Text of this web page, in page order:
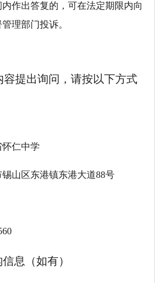
作出答复的，可在法定期限内向
理部门投诉。
容提出询问，请按以下方式
仁中学
山区东港镇东港大道88号
息（如有）